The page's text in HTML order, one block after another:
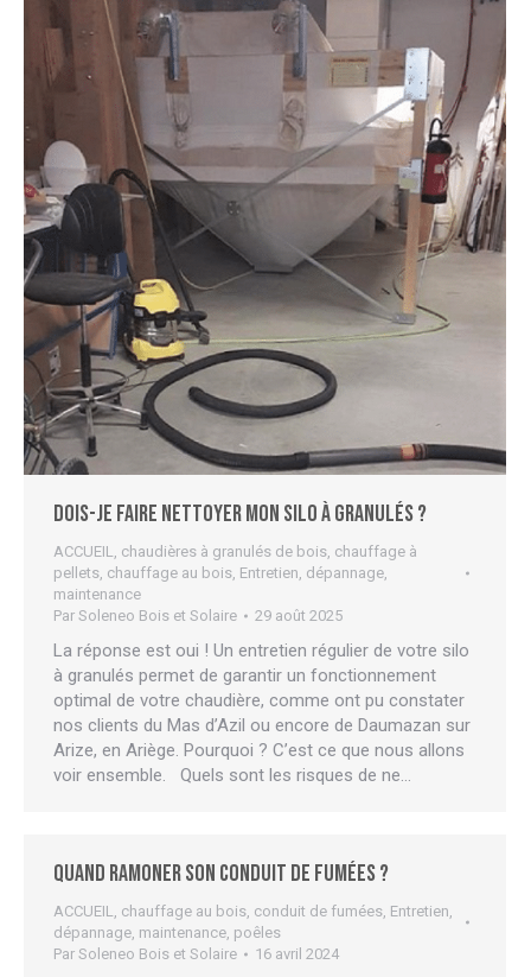
Dois-je faire nettoyer mon silo à granulés ?
ACCUEIL chaudières à granulés de bois chauffage à
pellets chauffage au bois Entretien, dépannage,
maintenance
Par Soleneo Bois et Solaire 29 août 2025
La réponse est oui ! Un entretien régulier de votre silo
à granulés permet de garantir un fonctionnement
optimal de votre chaudière, comme ont pu constater
nos clients du Mas d’Azil ou encore de Daumazan sur
Arize, en Ariège. Pourquoi ? C’est ce que nous allons
voir ensemble. Quels sont les risques de ne…
Quand ramoner son conduit de fumées ?
ACCUEIL, chauffage au bois, conduit de fumées, Entretien,
dépannage, maintenance, poêles
Par Soleneo Bois et Solaire 16 avril 2024